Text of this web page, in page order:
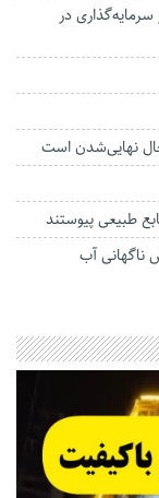
پیگیر سرمایه‌گذاری در
نهایی‌شدن است
ناگهانی آب